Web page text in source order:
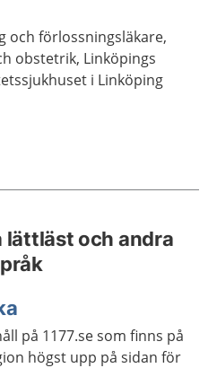
och förlossningsläkare,
obstetrik, Linköpings
i Linköping
lättläst och andra
på 1177.se som finns på
högst upp på sidan för